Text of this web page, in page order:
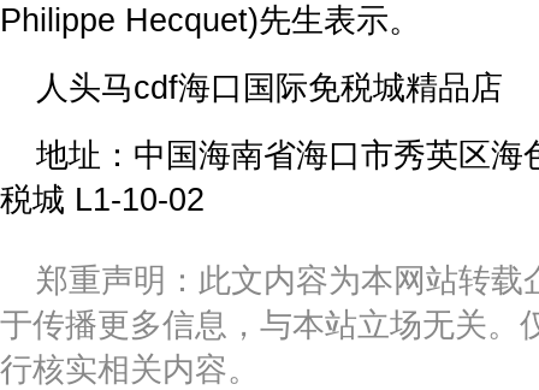
Philippe Hecquet)先生表示。
人头马cdf海口国际免税城精品店
地址：中国海南省海口市秀英区海
税城 L1-10-02
郑重声明：此文内容为本网站转载
于传播更多信息，与本站立场无关。
行核实相关内容。